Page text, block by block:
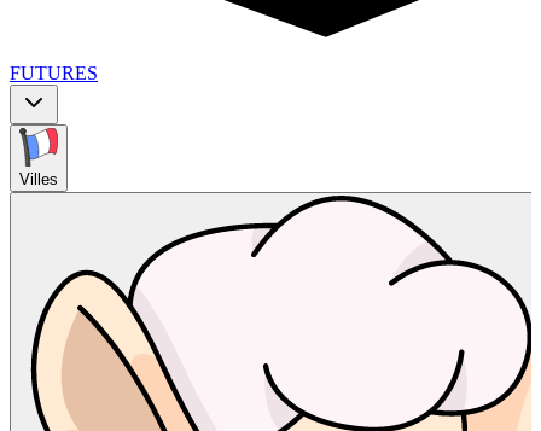
FUTURES
Villes